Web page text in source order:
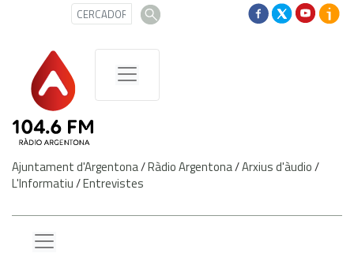
Ajuntament d'Argentona/Ràdio Argentona/Arxius d'àudio/
L'Informatiu/Entrevistes